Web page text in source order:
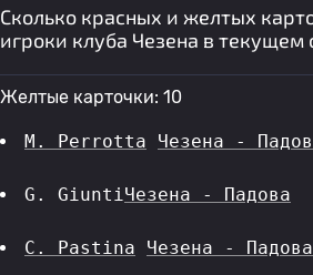
Сколько красных и желтых
игроки клуба Чезена в текущем
Желтые карточки: 10
M. Perrotta Чезена -
G. GiuntiЧезена - Падова
C. Pastina Чезена - Падова